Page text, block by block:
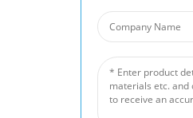
Filtre En Mousse Céramique
Actualités De L'industrie
Actualités De L'entreprise